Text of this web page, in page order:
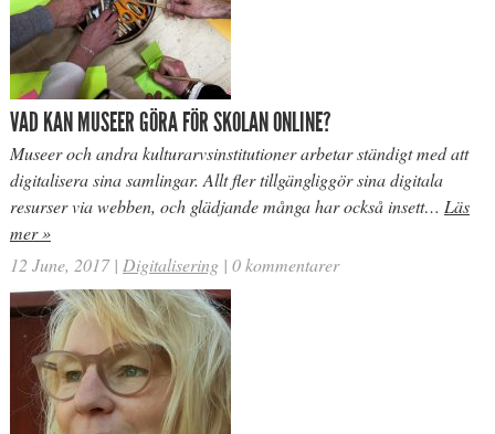
VAD KAN MUSEER GÖRA FÖR SKOLAN ONLINE?
Museer och andra kulturarvsinstitutioner arbetar ständigt med att
digitalisera sina samlingar. Allt fler tillgängliggör sina digitala
resurser via webben, och glädjande många har också insett… Läs
mer »
12 June, 2017 | Digitalisering | 0 kommentarer